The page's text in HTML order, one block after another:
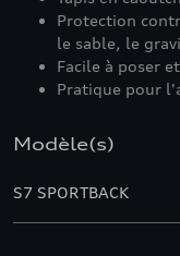
Protection
le sable, le
Facile à poser
Pratique pour
Modèle(s)
S7 SPORTBACK